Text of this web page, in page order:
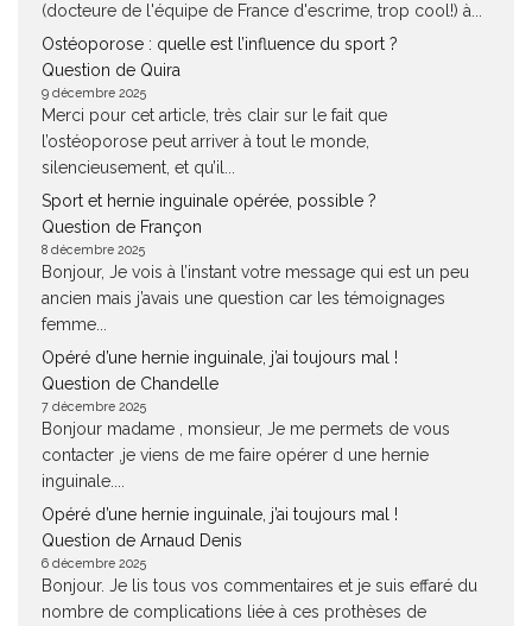
(docteure de l'équipe de France d'escrime, trop cool!) à...
Ostéoporose : quelle est l’influence du sport ?
Question de Quira
9 décembre 2025
Merci pour cet article, très clair sur le fait que
l’ostéoporose peut arriver à tout le monde,
silencieusement, et qu’il...
Sport et hernie inguinale opérée, possible ?
Question de Françon
8 décembre 2025
Bonjour, Je vois à l’instant votre message qui est un peu
ancien mais j’avais une question car les témoignages
femme...
Opéré d’une hernie inguinale, j’ai toujours mal !
Question de Chandelle
7 décembre 2025
Bonjour madame , monsieur, Je me permets de vous
contacter ,je viens de me faire opérer d une hernie
inguinale....
Opéré d’une hernie inguinale, j’ai toujours mal !
Question de Arnaud Denis
6 décembre 2025
Bonjour. Je lis tous vos commentaires et je suis effaré du
nombre de complications liée à ces prothèses de